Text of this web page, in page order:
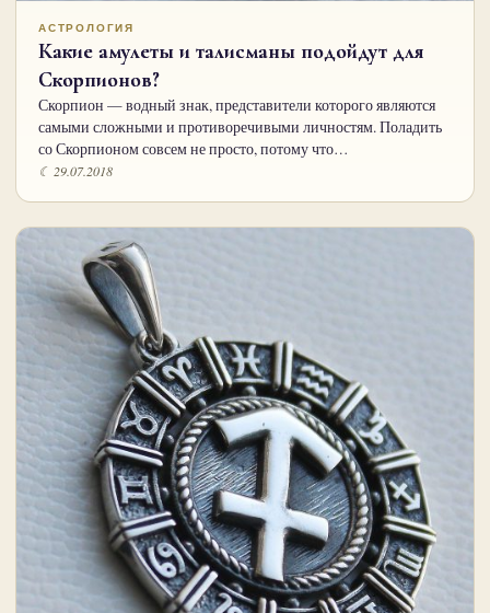
АСТРОЛОГИЯ
Какие амулеты и талисманы подойдут для
Скорпионов?
Скорпион — водный знак, представители которого являются
самыми сложными и противоречивыми личностям. Поладить
со Скорпионом совсем не просто, потому что…
☾ 29.07.2018